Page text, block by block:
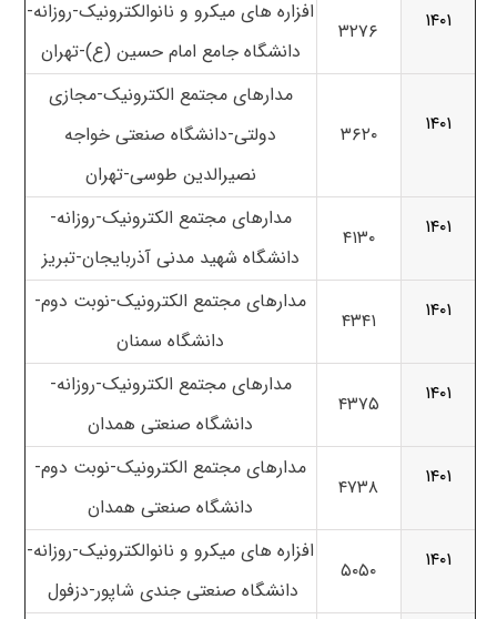
۱۴۰۱
۳۲۷۶
افزاره های میکرو و نانوالکترونیک-روزانه-
دانشگاه جامع امام حسین (ع)-تهران
۱۴۰۱ ۳۶۲۰
مدارهای مجتمع الکترونیک-مجازی
دولتی-دانشگاه صنعتی خواجه
نصیرالدین طوسی-تهران
۱۴۰۱
۴۱۳۰
مدارهای مجتمع الکترونیک-روزانه-
دانشگاه شهید مدنی آذربایجان-تبریز
۱۴۰۱
۴۳۴۱
مدارهای مجتمع الکترونیک-نوبت دوم-
دانشگاه سمنان
۱۴۰۱
۴۳۷۵
مدارهای مجتمع الکترونیک-روزانه-
دانشگاه صنعتی همدان
۱۴۰۱
۴۷۳۸
مدارهای مجتمع الکترونیک-نوبت دوم-
دانشگاه صنعتی همدان
۱۴۰۱
۵۰۵۰
افزاره های میکرو و نانوالکترونیک-روزانه-
دانشگاه صنعتی جندی شاپور-دزفول